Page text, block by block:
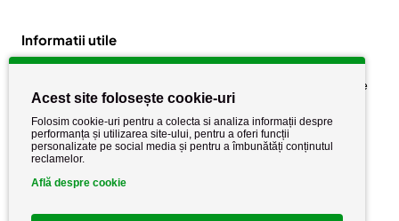
Informatii utile
Politica de cookie
Politica de confidențialitate
Termeni si conditii
Acest site folosește cookie-uri
Folosim cookie-uri pentru a colecta si analiza informații despre
performanța și utilizarea site-ului, pentru a oferi funcții
personalizate pe social media și pentru a îmbunătăți conținutul
reclamelor.
Află despre cookie